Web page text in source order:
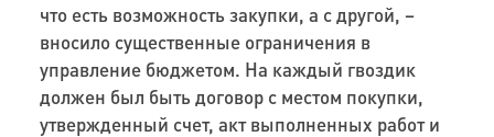
что есть возможность закупки, а с другой, –
вносило существенные ограничения в
управление бюджетом. На каждый гвоздик
должен был быть договор с местом покупки,
утвержденный счет, акт выполненных работ и